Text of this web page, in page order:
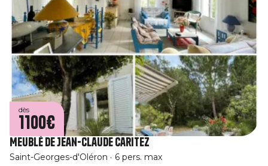
dès
1100€
Meublé de Jean-Claude Caritez
Saint-Georges-d'Oléron 6 pers. max